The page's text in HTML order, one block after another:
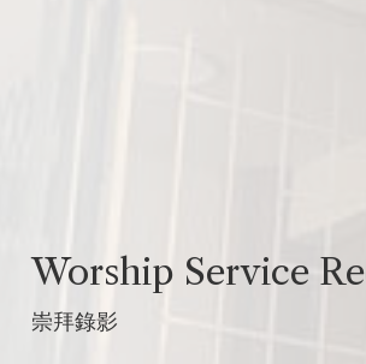
Worship Service
崇拜錄影